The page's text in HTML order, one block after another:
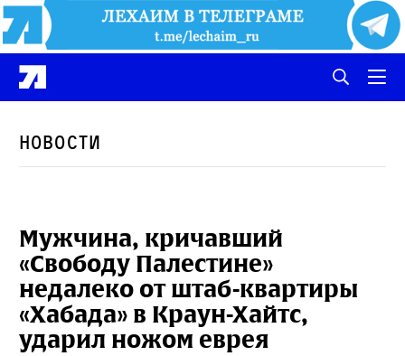
Новости
Мужчина, кричавший
«Свободу Палестине»
недалеко от штаб-квартиры
«Хабада» в Краун-Хайтс,
ударил ножом еврея